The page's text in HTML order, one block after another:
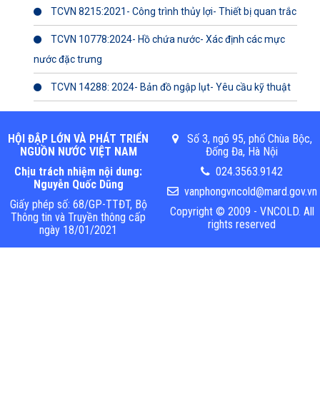
TCVN 8215:2021- Công trình thủy lợi- Thiết bị quan trắc
TCVN 10778:2024- Hồ chứa nước- Xác định các mực
nước đặc trưng
TCVN 14288: 2024- Bản đồ ngập lụt- Yêu cầu kỹ thuật
HỘI ĐẬP LỚN VÀ PHÁT TRIỂN
NGUỒN NƯỚC VIỆT NAM
Chịu trách nhiệm nội dung:
Nguyễn Quốc Dũng
Giấy phép số: 68/GP-TTĐT, Bộ
Thông tin và Truyền thông cấp
ngày 18/01/2021
Số 3, ngõ 95, phố Chùa Bộc,
Đống Đa, Hà Nội
024.3563.9142
vanphongvncold@mard.gov.vn
Copyright © 2009 - VNCOLD. All
rights reserved